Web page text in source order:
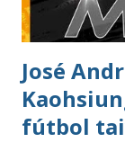
Cabeza definió
Cristian Checa
José
fútbol